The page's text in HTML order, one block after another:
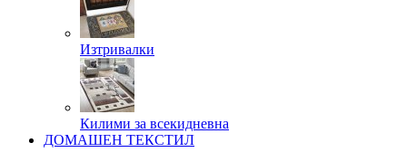
Изтривалки
Килими за всекидневна
ДОМАШЕН ТЕКСТИЛ